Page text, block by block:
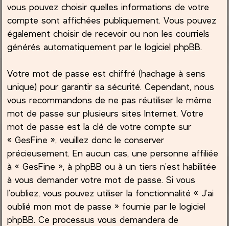
vous pouvez choisir quelles informations de votre
compte sont affichées publiquement. Vous pouvez
également choisir de recevoir ou non les courriels
générés automatiquement par le logiciel phpBB.
Votre mot de passe est chiffré (hachage à sens
unique) pour garantir sa sécurité. Cependant, nous
vous recommandons de ne pas réutiliser le même
mot de passe sur plusieurs sites Internet. Votre
mot de passe est la clé de votre compte sur
« GesFine », veuillez donc le conserver
précieusement. En aucun cas, une personne affiliée
à « GesFine », à phpBB ou à un tiers n’est habilitée
à vous demander votre mot de passe. Si vous
l’oubliez, vous pouvez utiliser la fonctionnalité « J’ai
oublié mon mot de passe » fournie par le logiciel
phpBB. Ce processus vous demandera de